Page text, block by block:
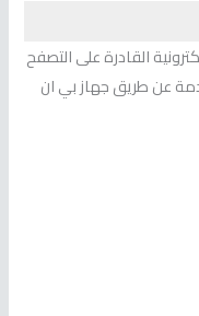
القادرة على التصفح
عن طريق جهاز بي ان